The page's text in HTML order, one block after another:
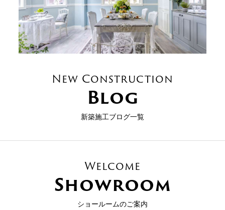
New Construction
Blog
新築施工ブログ一覧
Welcome
Showroom
ショールームのご案内